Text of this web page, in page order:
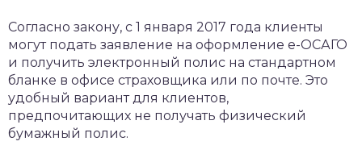
Согласно закону, с 1 января 2017 года клиенты
могут подать заявление на оформление е-ОСАГО
и получить электронный полис на стандартном
бланке в офисе страховщика или по почте. Это
удобный вариант для клиентов,
предпочитающих не получать физический
бумажный полис.